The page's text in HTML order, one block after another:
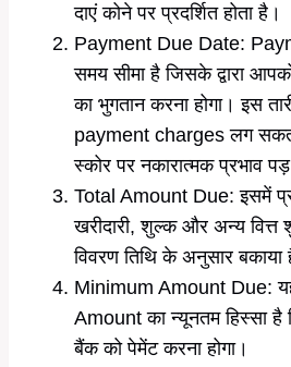
दाएं कोने पर प्रदर्शित होता है।
Payment Due Date:
समय सीमा है जिसके द्वारा
का भुगतान करना होगा। इस
payment charges लग
स्कोर पर नकारात्मक प्रभाव
Total Amount Due: इसमें
खरीदारी, शुल्क और अन्य वित्त
विवरण तिथि के अनुसार बकाया
Minimum Amount Due:
Amount का न्यूनतम हिस्सा
बैंक को पेमेंट करना होगा।